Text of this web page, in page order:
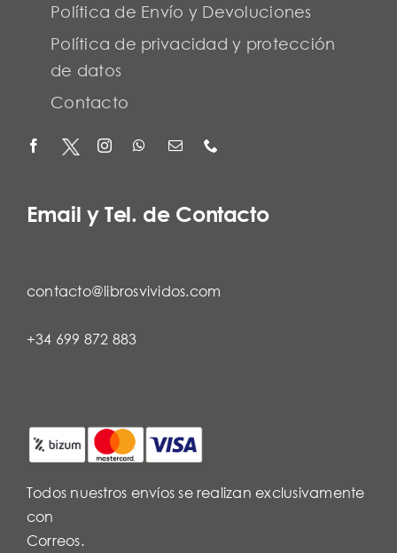
Política de Envío y Devoluciones
Política de privacidad y protección
de datos
Contacto
Email y Tel. de Contacto
contacto@librosvividos.com
+34 699 872 883
Todos nuestros envíos se realizan exclusivamente
con
Correos.